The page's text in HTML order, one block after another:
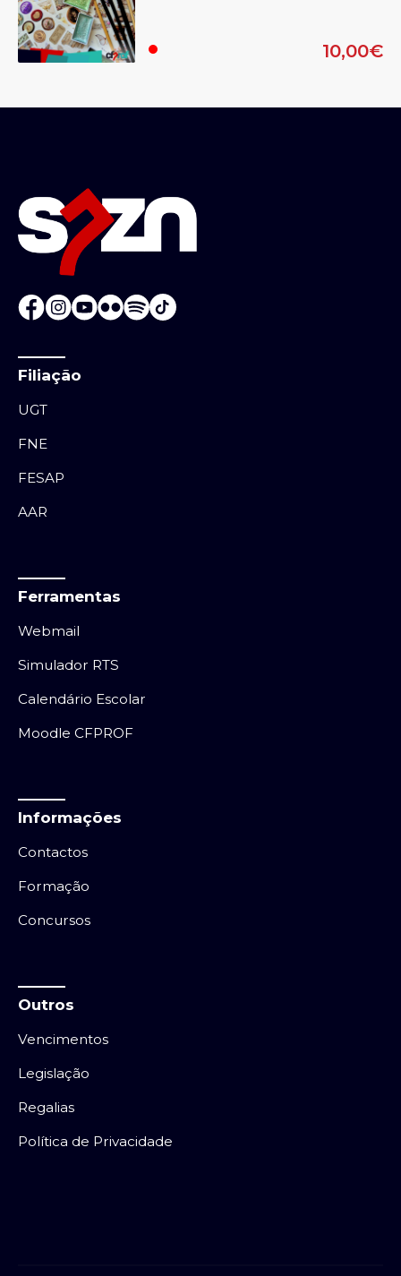
. 10,00€
Filiação
UGT
FNE
FESAP
AAR
Ferramentas
Webmail
Simulador RTS
Calendário Escolar
Moodle CFPROF
Informações
Contactos
Formação
Concursos
Outros
Vencimentos
Legislação
Regalias
Política de Privacidade